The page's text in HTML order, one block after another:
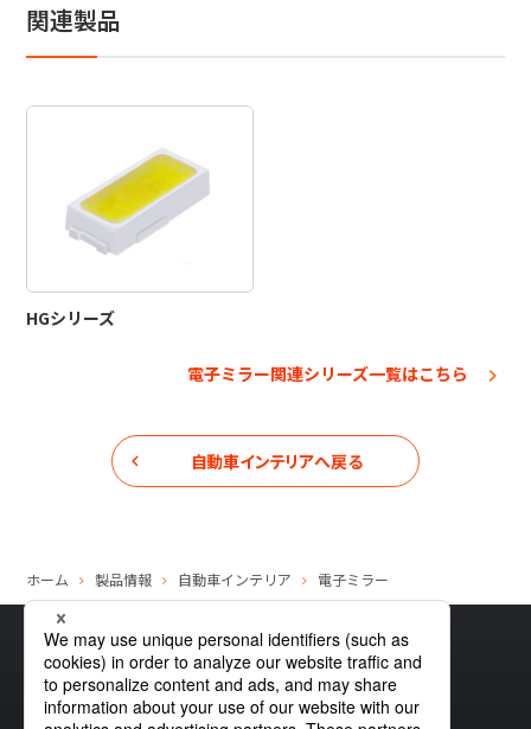
お問い合わせ
関連製品
HGシリーズ
電子ミラー関連シリーズ一覧はこちら
自動車インテリアへ戻る
ホーム 製品情報 自動車インテリア 電子ミラー
サイトマップ グローバルプライバシーポリシー
クッキーポリシーサイトポリシーお問い合わせ